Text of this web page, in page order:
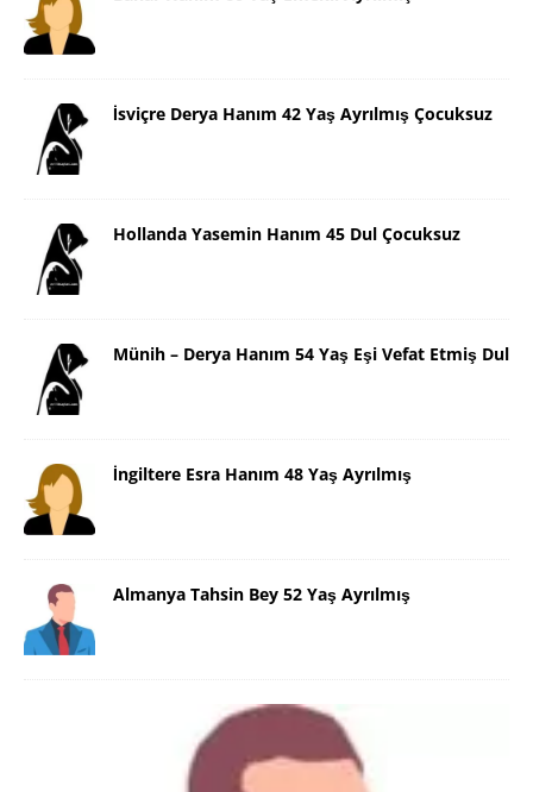
İsviçre Derya Hanım 42 Yaş Ayrılmış Çocuksuz
Hollanda Yasemin Hanım 45 Dul Çocuksuz
Münih – Derya Hanım 54 Yaş Eşi Vefat Etmiş Dul
İngiltere Esra Hanım 48 Yaş Ayrılmış
Almanya Tahsin Bey 52 Yaş Ayrılmış